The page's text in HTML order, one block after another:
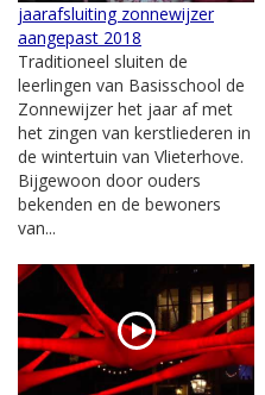
jaarafsluiting zonnewijzer
aangepast 2018
Traditioneel sluiten de
leerlingen van Basisschool de
Zonnewijzer het jaar af met
het zingen van kerstliederen in
de wintertuin van Vlieterhove.
Bijgewoon door ouders
bekenden en de bewoners
van...